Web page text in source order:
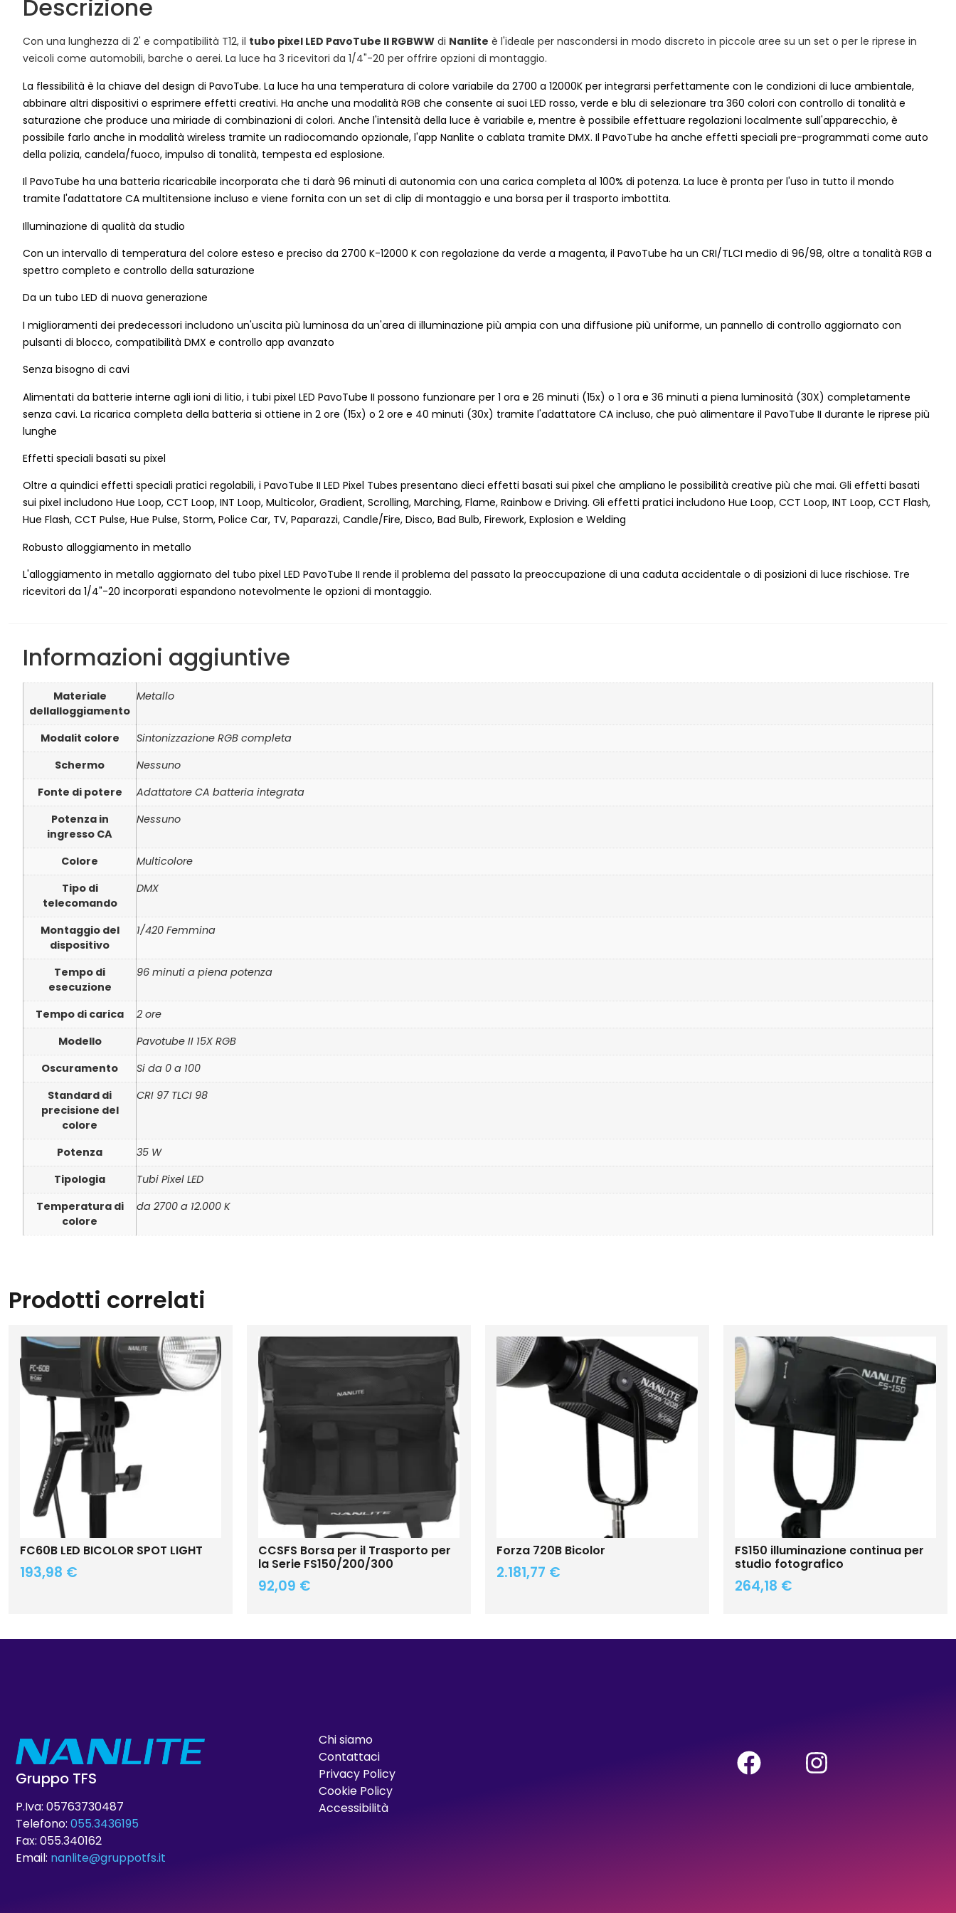
Descrizione
Con una lunghezza di 2' e compatibilità T12, il tubo pixel LED PavoTube II RGBWW di Nanlite è l'ideale per nascondersi in modo discreto in piccole aree su un set o per le riprese in
veicoli come automobili, barche o aerei. La luce ha 3 ricevitori da 1/4"-20 per offrire opzioni di montaggio.
La flessibilità è la chiave del design di PavoTube. La luce ha una temperatura di colore variabile da 2700 a 12000K per integrarsi perfettamente con le condizioni di luce ambientale,
abbinare altri dispositivi o esprimere effetti creativi. Ha anche una modalità RGB che consente ai suoi LED rosso, verde e blu di selezionare tra 360 colori con controllo di tonalità e
saturazione che produce una miriade di combinazioni di colori. Anche l'intensità della luce è variabile e, mentre è possibile effettuare regolazioni localmente sull'apparecchio, è
possibile farlo anche in modalità wireless tramite un radiocomando opzionale, l'app Nanlite o cablata tramite DMX. Il PavoTube ha anche effetti speciali pre-programmati come auto
della polizia, candela/fuoco, impulso di tonalità, tempesta ed esplosione.
Il PavoTube ha una batteria ricaricabile incorporata che ti darà 96 minuti di autonomia con una carica completa al 100% di potenza. La luce è pronta per l'uso in tutto il mondo
tramite l'adattatore CA multitensione incluso e viene fornita con un set di clip di montaggio e una borsa per il trasporto imbottita.
Illuminazione di qualità da studio
Con un intervallo di temperatura del colore esteso e preciso da 2700 K-12000 K con regolazione da verde a magenta, il PavoTube ha un CRI/TLCI medio di 96/98, oltre a tonalità RGB a
spettro completo e controllo della saturazione
Da un tubo LED di nuova generazione
I miglioramenti dei predecessori includono un'uscita più luminosa da un'area di illuminazione più ampia con una diffusione più uniforme, un pannello di controllo aggiornato con
pulsanti di blocco, compatibilità DMX e controllo app avanzato
Senza bisogno di cavi
Alimentati da batterie interne agli ioni di litio, i tubi pixel LED PavoTube II possono funzionare per 1 ora e 26 minuti (15x) o 1 ora e 36 minuti a piena luminosità (30X) completamente
senza cavi. La ricarica completa della batteria si ottiene in 2 ore (15x) o 2 ore e 40 minuti (30x) tramite l'adattatore CA incluso, che può alimentare il PavoTube II durante le riprese più
lunghe
Effetti speciali basati su pixel
Oltre a quindici effetti speciali pratici regolabili, i PavoTube II LED Pixel Tubes presentano dieci effetti basati sui pixel che ampliano le possibilità creative più che mai. Gli effetti basati
sui pixel includono Hue Loop, CCT Loop, INT Loop, Multicolor, Gradient, Scrolling, Marching, Flame, Rainbow e Driving. Gli effetti pratici includono Hue Loop, CCT Loop, INT Loop, CCT Flash,
Hue Flash, CCT Pulse, Hue Pulse, Storm, Police Car, TV, Paparazzi, Candle/Fire, Disco, Bad Bulb, Firework, Explosion e Welding
Robusto alloggiamento in metallo
L'alloggiamento in metallo aggiornato del tubo pixel LED PavoTube II rende il problema del passato la preoccupazione di una caduta accidentale o di posizioni di luce rischiose. Tre
ricevitori da 1/4"-20 incorporati espandono notevolmente le opzioni di montaggio.
Informazioni aggiuntive
Materiale
dellalloggiamento
Metallo
Modalit colore
Sintonizzazione RGB completa
Schermo
Nessuno
Fonte di potere
Adattatore CA batteria integrata
Potenza in
ingresso CA
Nessuno
Colore
Multicolore
Tipo di
telecomando
DMX
Montaggio del
dispositivo
1/420 Femmina
Tempo di
esecuzione
96 minuti a piena potenza
Tempo di carica
2 ore
Modello
Pavotube II 15X RGB
Oscuramento
Si da 0 a 100
Standard di
precisione del
colore
CRI 97 TLCI 98
Potenza
35 W
Tipologia
Tubi Pixel LED
Temperatura di
colore
da 2700 a 12.000 K
Prodotti correlati
FC60B LED BICOLOR SPOT LIGHT
193,98 €
CCSFS Borsa per il Trasporto per
la Serie FS150/200/300
92,09 €
Forza 720B Bicolor
2.181,77 €
FS150 illuminazione continua per
studio fotografico
264,18 €
Gruppo TFS
P.Iva: 05763730487
Telefono: 055.3436195
Fax: 055.340162
Email: nanlite@gruppotfs.it
Chi siamo
Contattaci
Privacy Policy
Cookie Policy
Accessibilità